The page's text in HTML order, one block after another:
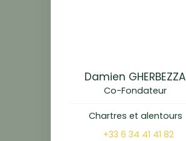
Damien GHERBEZZA
Co-Fondateur
Chartres et alentours
+33 6 34 41 41 82